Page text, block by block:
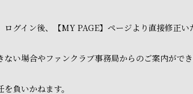
グイン後、【MY PAGE】ページより直接修正
い場合やファンクラブ事務局からのご案内がで
負いかねます。